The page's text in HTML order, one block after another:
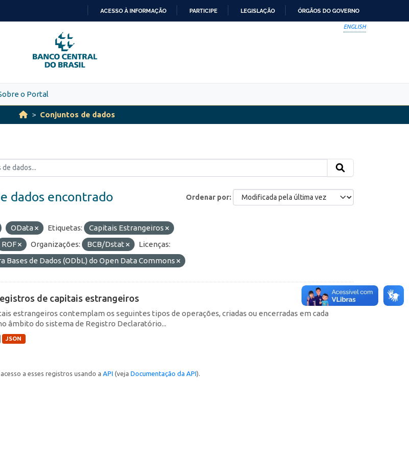
PARA
O
CONTEÚDO
ACESSO À INFORMAÇÃO PARTICIPE LEGISLAÇÃO ÓRGÃOS DO GOVERNO
ENGLISH
o Portal
Conjuntos de dados
Ordenar por
dados encontrado
OData Etiquetas:
Capitais Estrangeiros
ROF Organizações: BCB/Dstat
Licenças:
Bases de Dados (ODbL) do Open Data Commons
de capitais estrangeiros
estrangeiros contemplam os seguintes tipos de operações, criadas ou encerradas em cada
âmbito do sistema de Registro Declaratório...
JSON
a esses registros usando a API (veja Documentação da API).